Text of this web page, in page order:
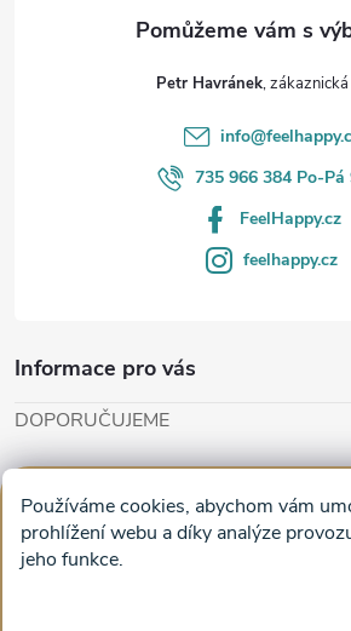
Používáme cookies, abychom vám
prohlížení webu a díky analýze
jeho funkce.
Petr Havránek
info@
735 966 384 Po-Pá
FeelHappy.cz
feelhappy.cz
Informace pro vás
DOPORUČUJEME
Obrazy na plátně na zeď a stěnu do obýváku
Facebook